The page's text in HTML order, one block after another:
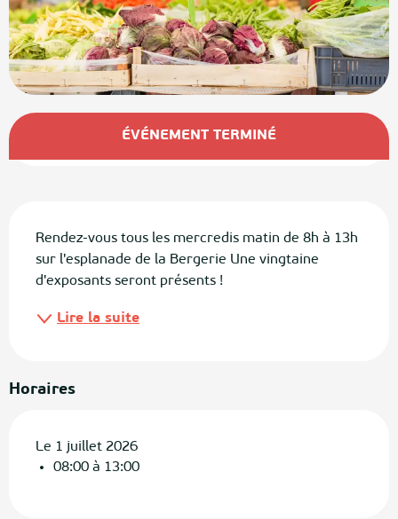
Ouverture et coordonnées
ÉVÉNEMENT TERMINÉ
Rendez-vous tous les mercredis matin de 8h à 13h
sur l'esplanade de la Bergerie Une vingtaine
d'exposants seront présents !
Lire la suite
Horaires
Le 1 juillet 2026
08:00 à 13:00